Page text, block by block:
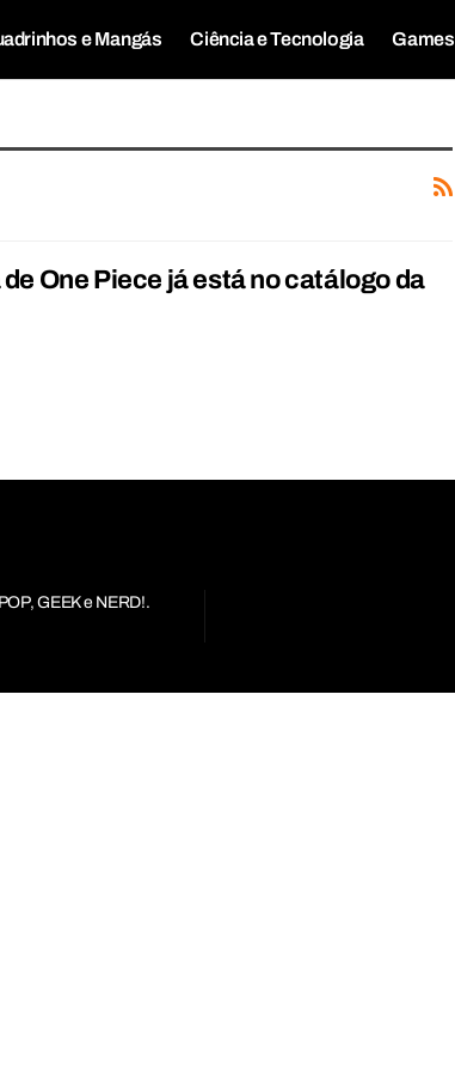
e Mangás Ciência e Tecnologia Games
One Piece já está no catálogo da
GEEK e NERD!.